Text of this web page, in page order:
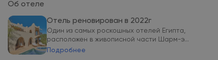
Об отеле
Отель реновирован в 2022г
Один из самых роскошных отелей Египта,
расположен в живописной части Шарм-э...
Подробнее